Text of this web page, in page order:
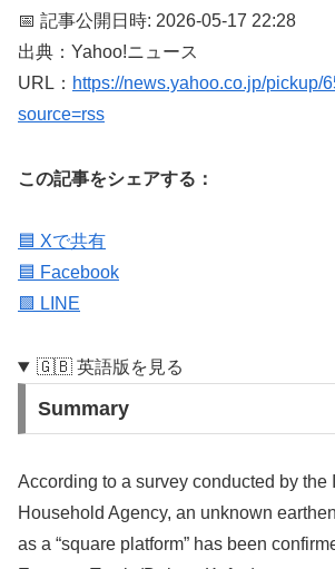
📅 記事公開日時: 2026-05-17 22:28
出典：Yahoo!ニュース
URL： https://news.yahoo.co.jp/pickup/
source=rss
この記事をシェアする：
🟦 Xで共有
🟦 Facebook
🟩 LINE
🇬🇧 英語版を見る
Summary
According to a survey conducted by the
Household Agency, an unknown
as a “square platform” has been